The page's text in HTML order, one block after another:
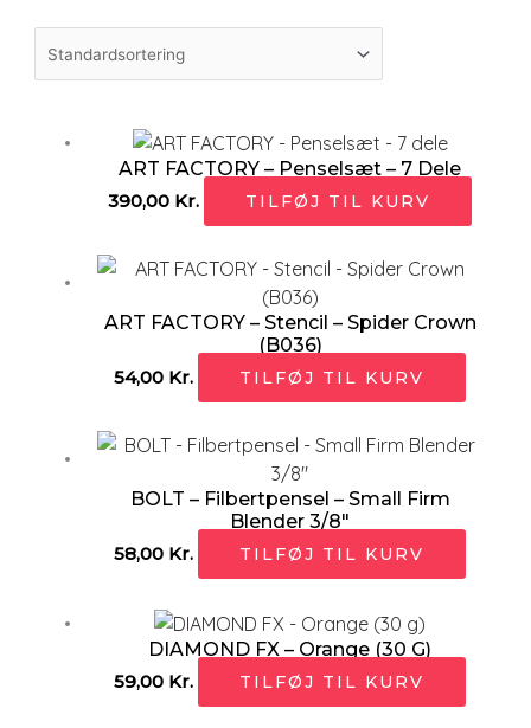
ART FACTORY – Penselsæt – 7 Dele
390,00 Kr. TILFØJ TIL KURV
ART FACTORY – Stencil – Spider Crown
(B036)
54,00 Kr. TILFØJ TIL KURV
BOLT – Filbertpensel – Small Firm
Blender 3/8″
58,00 Kr. TILFØJ TIL KURV
DIAMOND FX – Orange (30 G)
59,00 Kr. TILFØJ TIL KURV